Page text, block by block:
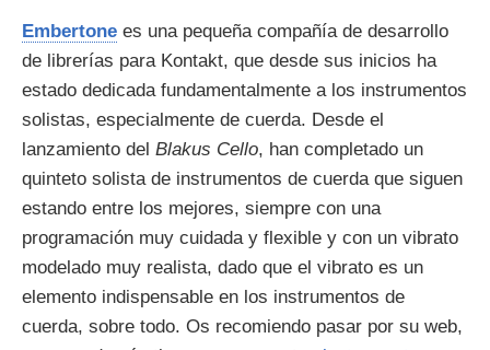
Embertone es una pequeña compañía de desarrollo
de librerías para Kontakt, que desde sus inicios ha
estado dedicada fundamentalmente a los instrumentos
solistas, especialmente de cuerda. Desde el
lanzamiento del Blakus Cello, han completado un
quinteto solista de instrumentos de cuerda que siguen
estando entre los mejores, siempre con una
programación muy cuidada y flexible y con un vibrato
modelado muy realista, dado que el vibrato es un
elemento indispensable en los instrumentos de
cuerda, sobre todo. Os recomiendo pasar por su web,